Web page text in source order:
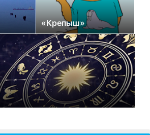
«Крепыш»